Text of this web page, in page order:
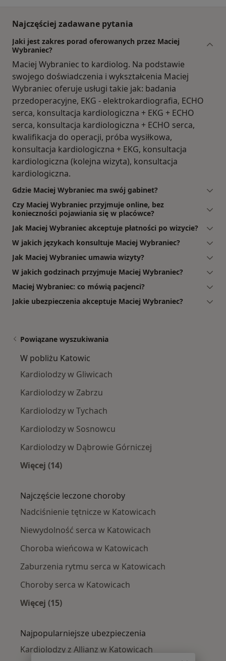
Najczęściej zadawane pytania
Jaki jest zakres porad oferowanych przez Maciej
Wybraniec?
Maciej Wybraniec to kardiolog. Na podstawie
swojego doświadczenia i wykształcenia Maciej
Wybraniec oferuje usługi takie jak: badania
przedoperacyjne, EKG - elektrokardiografia, ECHO
serca, konsultacja kardiologiczna + EKG + ECHO
serca, konsultacja kardiologiczna + ECHO serca,
kwalifikacja do operacji, próba wysiłkowa,
konsultacja kardiologiczna + EKG, konsultacja
kardiologiczna (kolejna wizyta), konsultacja
kardiologiczna.
Gdzie Maciej Wybraniec ma swój gabinet?
Czy Maciej Wybraniec przyjmuje online, bez
konieczności pojawiania się w placówce?
Jak Maciej Wybraniec akceptuje płatności po wizycie?
W jakich językach konsultuje Maciej Wybraniec?
Jak Maciej Wybraniec umawia wizyty?
W jakich godzinach przyjmuje Maciej Wybraniec?
Maciej Wybraniec: co mówią pacjenci?
Jakie ubezpieczenia akceptuje Maciej Wybraniec?
Powiązane wyszukiwania
W pobliżu Katowic
Kardiolodzy w Gliwicach
Kardiolodzy w Zabrzu
Kardiolodzy w Tychach
Kardiolodzy w Sosnowcu
Kardiolodzy w Dąbrowie Górniczej
Więcej (14)
Najczęście leczone choroby
Nadciśnienie tętnicze w Katowicach
Niewydolność serca w Katowicach
Choroba wieńcowa w Katowicach
Zaburzenia rytmu serca w Katowicach
Choroby serca w Katowicach
Więcej (15)
Najpopularniejsze ubezpieczenia
Kardiolodzy z Allianz w Katowicach